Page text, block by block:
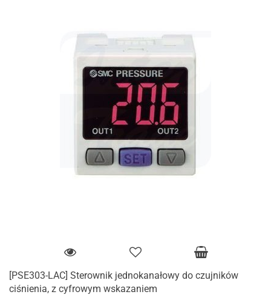
[PSE303-LAC] Sterownik jednokanałowy do czujników
ciśnienia, z cyfrowym wskazaniem